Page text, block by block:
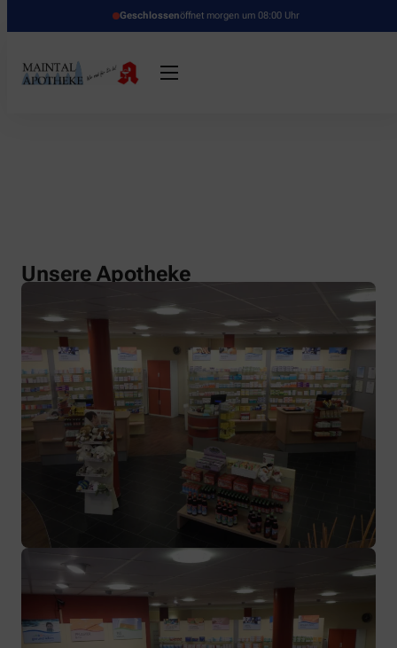
Geschlossenöffnet morgen um 08:00 Uhr
Unsere Apotheke